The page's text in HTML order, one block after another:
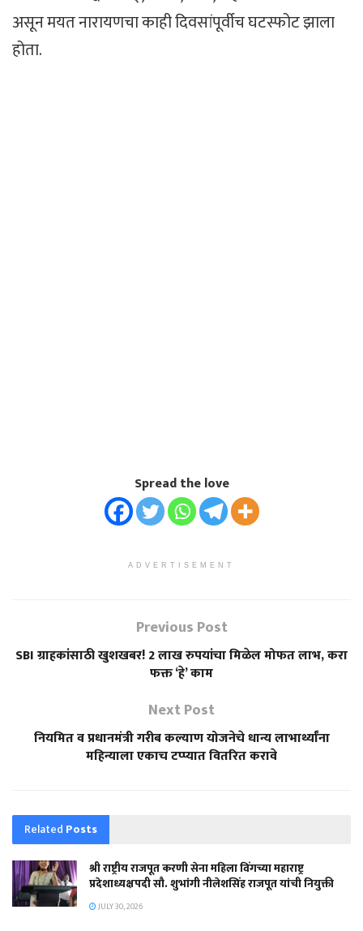
असून मयत नारायणचा काही दिवसांपूर्वीच घटस्फोट झाला
होता.
Spread the love
ADVERTISEMENT
Previous Post
SBI ग्राहकांसाठी खुशखबर! 2 लाख रुपयांचा मिळेल मोफत लाभ, करा
फक्त ‘हे’ काम
Next Post
नियमित व प्रधानमंत्री गरीब कल्याण योजनेचे धान्य लाभार्थ्यांना
महिन्याला एकाच टप्प्यात वितरित करावे
Related Posts
श्री राष्ट्रीय राजपूत करणी सेना महिला विंगच्या महाराष्ट्र
प्रदेशाध्यक्षपदी सौ. शुभांगी नीलेशसिंह राजपूत यांची नियुक्ती
JULY 30, 2026